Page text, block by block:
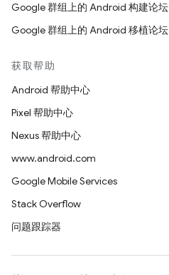
Google 群组上的 Android 构建论坛
Google 群组上的 Android 移植论坛
获取帮助
Android 帮助中心
Pixel 帮助中心
Nexus 帮助中心
www.android.com
Google Mobile Services
Stack Overflow
问题跟踪器